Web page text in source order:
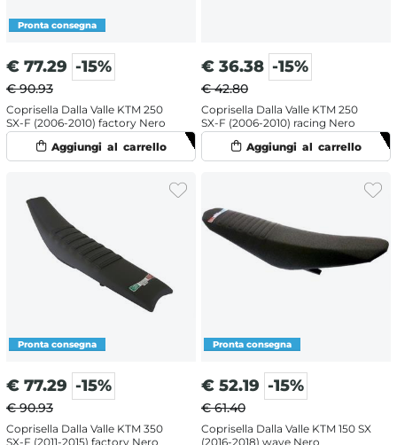
€ 77.29 -15%
€ 90.93
Coprisella Dalla Valle KTM 250
SX-F (2006-2010) factory Nero
€ 36.38 -15%
€ 42.80
Coprisella Dalla Valle KTM 250
SX-F (2006-2010) racing Nero
€ 77.29 -15%
€ 90.93
Coprisella Dalla Valle KTM 350
SX-F (2011-2015) factory Nero
€ 52.19 -15%
€ 61.40
Coprisella Dalla Valle KTM 150 SX
(2016-2018) wave Nero